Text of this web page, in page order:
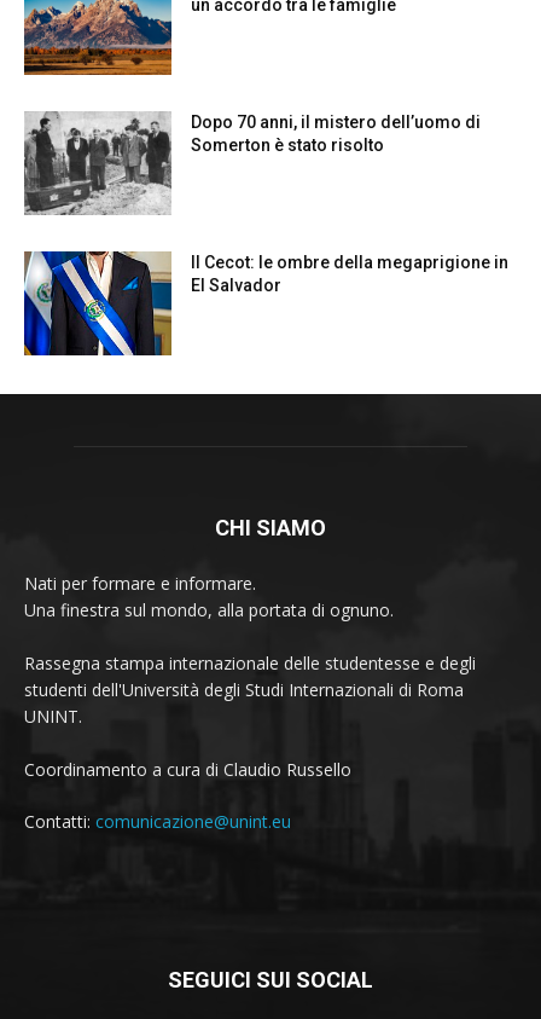
CHI SIAMO
Nati per formare e informare.
Una finestra sul mondo, alla portata di ognuno.
Rassegna stampa internazionale delle studentesse e degli
studenti dell'Università degli Studi Internazionali di Roma
UNINT.
Coordinamento a cura di Claudio Russello
Contatti: comunicazione@unint.eu
SEGUICI SUI SOCIAL